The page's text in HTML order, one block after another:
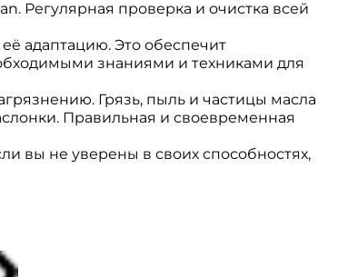
Регулярная проверка и очистка всей
адаптацию. Это обеспечит
знаниями и техниками для
Грязь, пыль и частицы масла
Правильная и своевременная
вы не уверены в своих способностях,